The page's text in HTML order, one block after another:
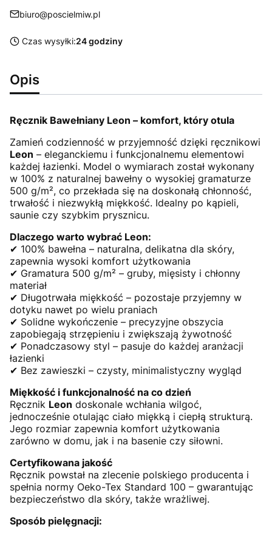
biuro@poscielmiw.pl
Czas wysyłki:24 godziny
Opis
Ręcznik Bawełniany Leon – komfort, który otula
Zamień codzienność w przyjemność dzięki ręcznikowi
Leon – eleganckiemu i funkcjonalnemu elementowi
każdej łazienki. Model o wymiarach został wykonany
w 100% z naturalnej bawełny o wysokiej gramaturze
500 g/m², co przekłada się na doskonałą chłonność,
trwałość i niezwykłą miękkość. Idealny po kąpieli,
saunie czy szybkim prysznicu.
Dlaczego warto wybrać Leon:
✔ 100% bawełna – naturalna, delikatna dla skóry,
zapewnia wysoki komfort użytkowania
✔ Gramatura 500 g/m² – gruby, mięsisty i chłonny
materiał
✔ Długotrwała miękkość – pozostaje przyjemny w
dotyku nawet po wielu praniach
✔ Solidne wykończenie – precyzyjne obszycia
zapobiegają strzępieniu i zwiększają żywotność
✔ Ponadczasowy styl – pasuje do każdej aranżacji
łazienki
✔ Bez zawieszki – czysty, minimalistyczny wygląd
Miękkość i funkcjonalność na co dzień
Ręcznik Leon doskonale wchłania wilgoć,
jednocześnie otulając ciało miękką i ciepłą strukturą.
Jego rozmiar zapewnia komfort użytkowania
zarówno w domu, jak i na basenie czy siłowni.
Certyfikowana jakość
Ręcznik powstał na zlecenie polskiego producenta i
spełnia normy Oeko-Tex Standard 100 – gwarantując
bezpieczeństwo dla skóry, także wrażliwej.
Sposób pielęgnacji: